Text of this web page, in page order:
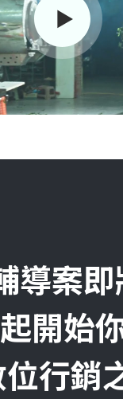
導案即
開始
行銷